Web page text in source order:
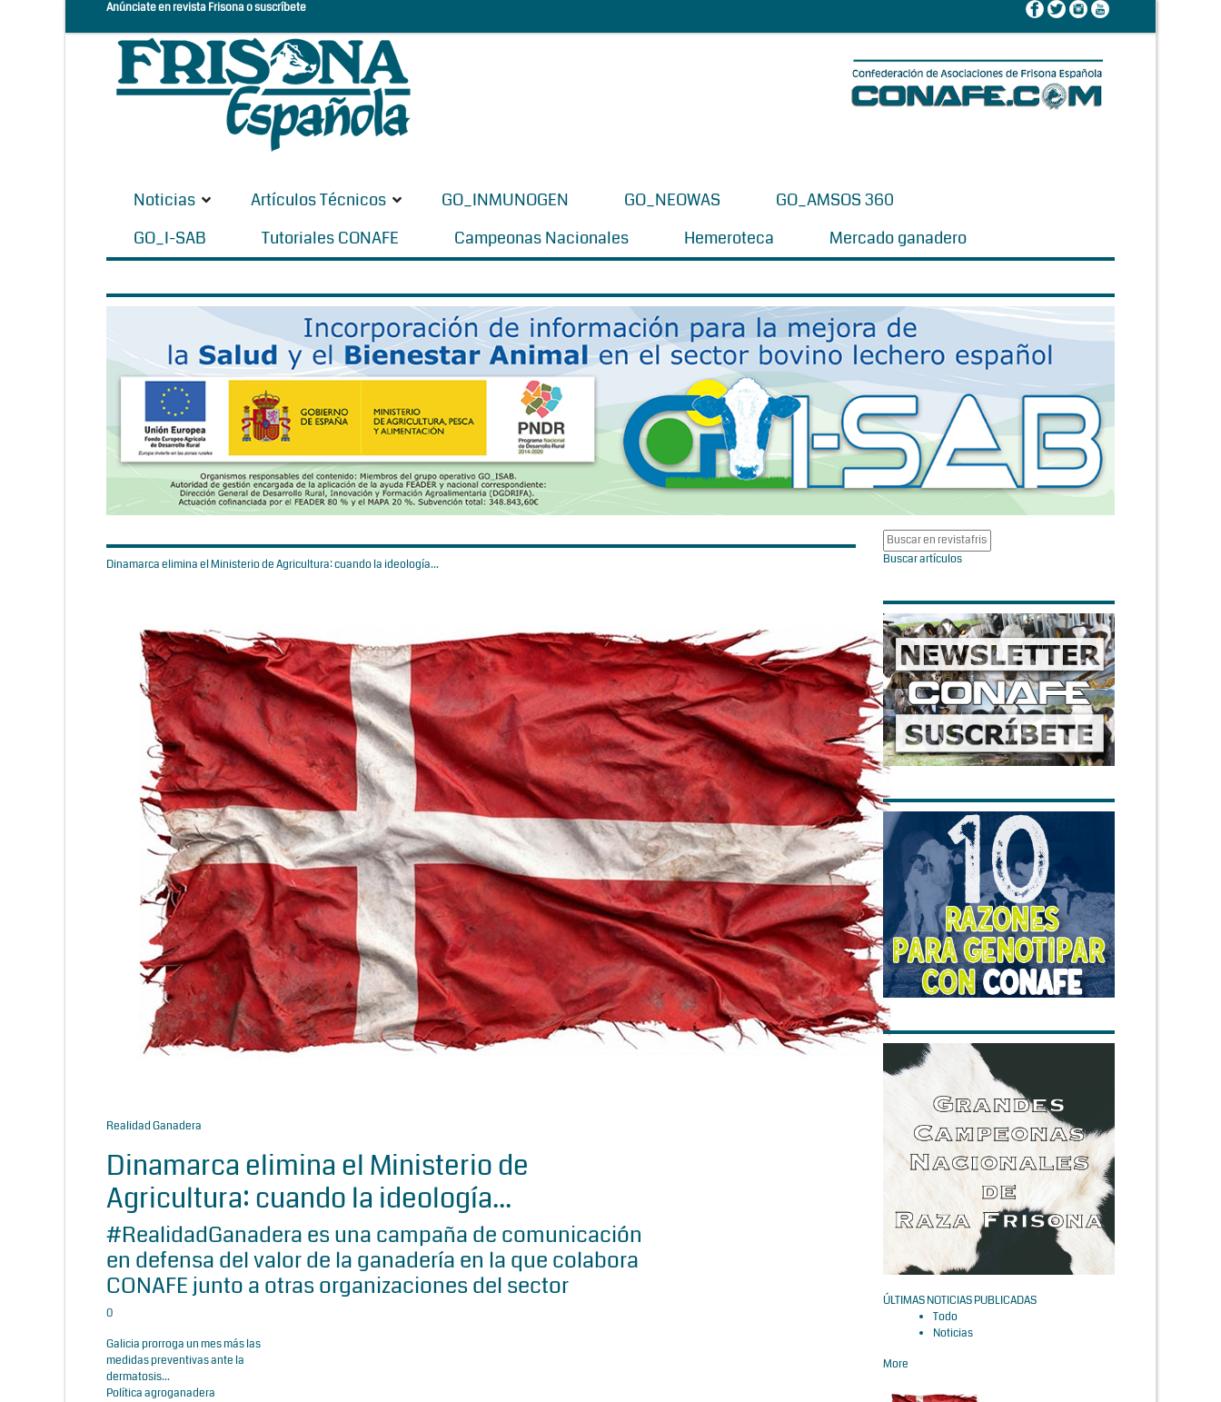
Anúnciate en revista Frisona o suscríbete
Noticias Artículos Técnicos GO_INMUNOGEN GO_NEOWAS
GO_AMSOS 360
GO_I-SAB
Tutoriales CONAFE Campeonas Nacionales Hemeroteca Mercado ganadero
Dinamarca elimina el Ministerio de Agricultura: cuando la ideología...
Realidad Ganadera
Dinamarca elimina el Ministerio de
Agricultura: cuando la ideología...
#RealidadGanadera es una campaña de comunicación
en defensa del valor de la ganadería en la que colabora
CONAFE junto a otras organizaciones del sector
0
Galicia prorroga un mes más las
medidas preventivas ante la
dermatosis...
Política agroganadera
Buscar artículos
ÚLTIMAS NOTICIAS PUBLICADAS
Todo
Noticias
More